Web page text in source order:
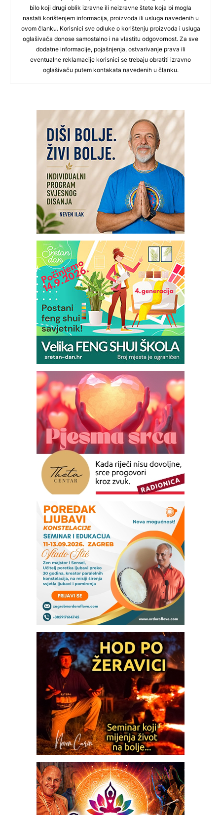
bilo koji drugi oblik izravne ili neizravne štete koja bi mogla
nastati korištenjem informacija, proizvoda ili usluga navedenih u
ovom članku. Korisnici sve odluke o korištenju proizvoda i usluga
oglašivača donose samostalno i na vlastitu odgovornost. Za sve
dodatne informacije, pojašnjenja, ostvarivanje prava ili
eventualne reklamacije korisnici se trebaju obratiti izravno
oglašivaču putem kontakata navedenih u članku.